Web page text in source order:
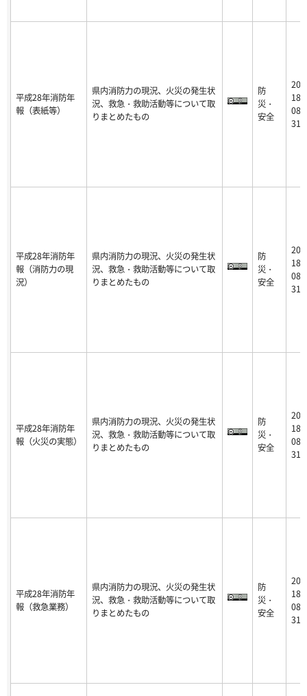
平成28年消防年
報（表紙等）
県内消防力の現況、火災の発生状
況、救急・救助活動等について取
りまとめたもの
防
災・
安全
20
18-
08-
31
平成28年消防年
報（消防力の現
況）
県内消防力の現況、火災の発生状
況、救急・救助活動等について取
りまとめたもの
防
災・
安全
20
18-
08-
31
平成28年消防年
報（火災の実態）
県内消防力の現況、火災の発生状
況、救急・救助活動等について取
りまとめたもの
防
災・
安全
20
18-
08-
31
平成28年消防年
報（救急業務）
県内消防力の現況、火災の発生状
況、救急・救助活動等について取
りまとめたもの
防
災・
安全
20
18-
08-
31